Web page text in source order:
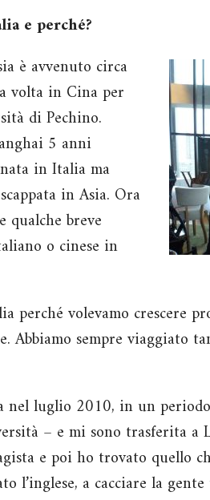
e perché?
è avvenuto circa
volta in Cina per
di Pechino.
5 anni
in Italia ma
in Asia. Ora
qualche breve
o cinese in
perché volevamo crescere
Abbiamo sempre viaggiato
nel luglio 2010, in un
– e mi sono trasferita a
e poi ho trovato quello
l’inglese, a cacciare la